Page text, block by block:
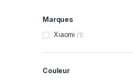
Marques
Xiaomi (1)
Couleur